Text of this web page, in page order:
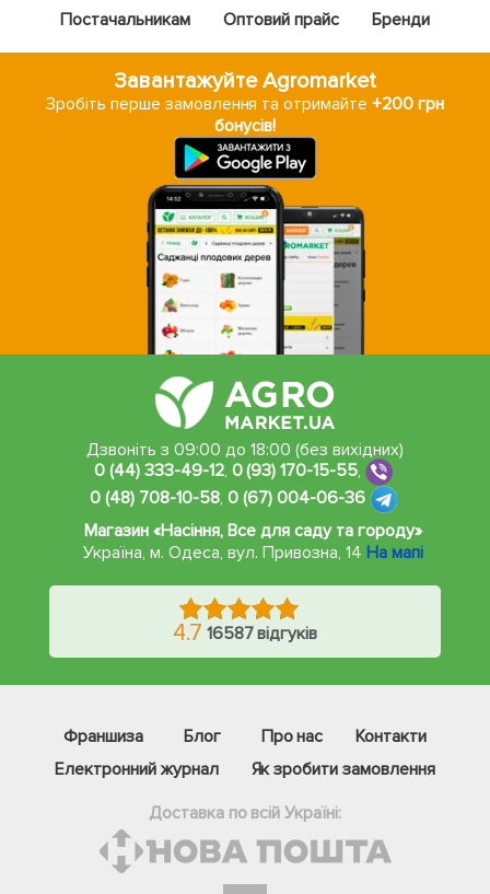
Постачальникам
Оптовий прайс Бренди
Завантажуйте Agromarket
Зробіть перше замовлення та отримайте+200 грн
бонусів!
Дзвоніть з 09:00 до 18:00 (без вихідних)
0 (44) 333-49-12, 0 (93) 170-15-55,
0 (48) 708-10-58, 0 (67) 004-06-36
Магазин «Насіння, Все для саду та городу»
Україна, м. Одеса,вул. Привозна, 14 На мапі
4.7 16587 відгуків
Франшиза Блог Про нас
Контакти
Електронний журнал
Як зробити замовлення
Доставка по всій Україні: